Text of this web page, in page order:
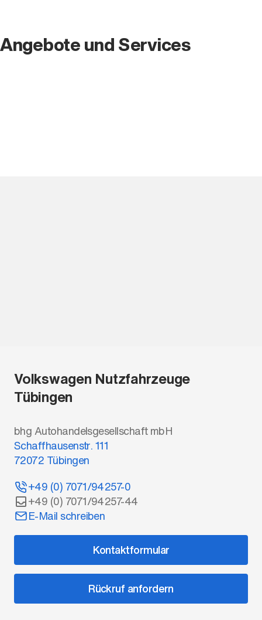
Angebote und Services
Volkswagen Nutzfahrzeuge
Tübingen
bhg Autohandelsgesellschaft mbH
Schaffhausenstr. 111
72072 Tübingen
+49 (0) 7071/94257-0
+49 (0) 7071/94257-44
E-Mail schreiben
Kontaktformular
Rückruf anfordern